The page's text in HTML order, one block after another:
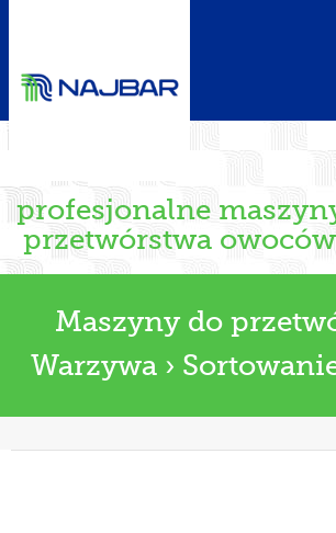
profesjonalne
przetwórstwa
Maszyny do
Warzywa ›